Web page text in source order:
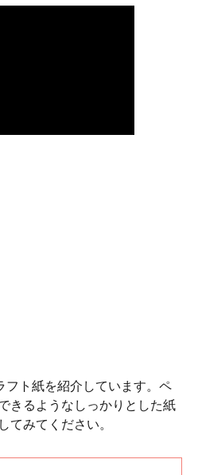
フト紙を紹介しています。ペ
きるようなしっかりとした紙
てみてください。